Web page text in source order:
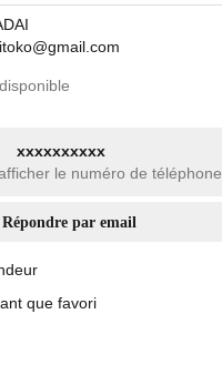
xxxxxxxxxx
le numéro de téléphone
Répondre par email
que favori